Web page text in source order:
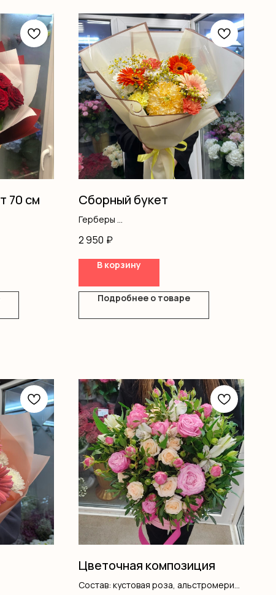
70 см Сборный букет
Герберы
Гипсофила
Диантус
Оформление
2 950 ₽
В корзину
Подробнее о товаре
Цветочная композиция
Состав: кустовая роза, альстромерия,